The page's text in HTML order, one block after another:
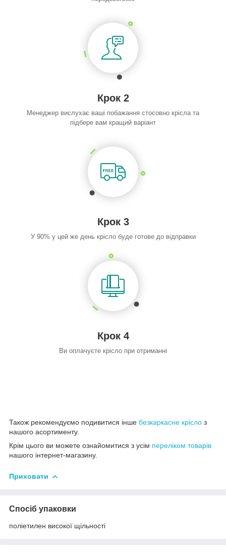
Крок 2
Менеджер вислухає ваші побажання стосовно крісла та
підбере вам кращий варіант
Крок 3
У 90% у цей же день крісло буде готове до відправки
Крок 4
Ви оплачуєте крісло при отриманні
Також рекомендуємо подивитися інше безкаркасне крісло з
нашого асортименту.
Крім цього ви можете ознайомитися з усім переліком товарів
нашого інтернет-магазину.
Приховати
Спосіб упаковки
поліетилен високої щільності